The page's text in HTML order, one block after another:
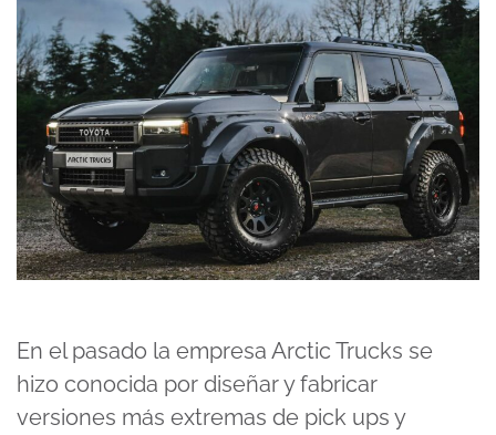
En el pasado la empresa Arctic Trucks se
hizo conocida por diseñar y fabricar
versiones más extremas de pick ups y